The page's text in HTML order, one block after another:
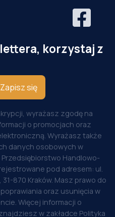
korzystaj z
Zapisz się
wyrażasz zgodę na
o promocjach oraz
Wyrażasz także
danych osobowych w
Handlowo-
pod adresem: ul.
870 Kraków. Masz prawo do
oraz usunięcia w
Więcej informacji o
w zakładce Polityka